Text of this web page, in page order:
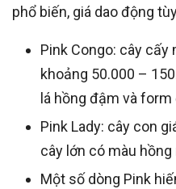
phổ biến, giá dao động
Pink Congo: cây
khoảng 50.000 –
lá hồng đậm và form
Pink Lady: cây con
cây lớn có màu
Một số dòng Pink